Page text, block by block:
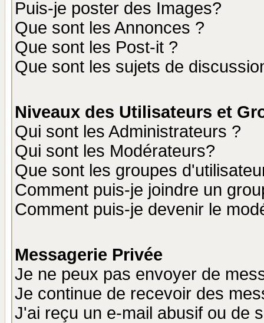
Puis-je poster des Images?
Que sont les Annonces ?
Que sont les Post-it ?
Que sont les sujets de
Niveaux des Utilisateurs et
Qui sont les Administrateurs ?
Qui sont les Modérateurs?
Que sont les groupes
Comment puis-je joindre un
Comment puis-je devenir le
Messagerie Privée
Je ne peux pas envoyer de
Je continue de recevoir des
J'ai reçu un e-mail abusif ou de